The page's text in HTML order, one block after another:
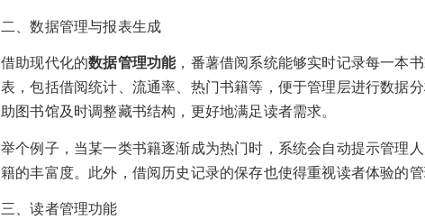
二、数据管理与报表生成
借助现代化的数据管理功能，番薯借阅系统能够实时记录每一本
表，包括借阅统计、流通率、热门书籍等，便于管理层进行数据
助图书馆及时调整藏书结构，更好地满足读者需求。
举个例子，当某一类书籍逐渐成为热门时，系统会自动提示管理
籍的丰富度。此外，借阅历史记录的保存也使得重视读者体验的管
三、读者管理功能